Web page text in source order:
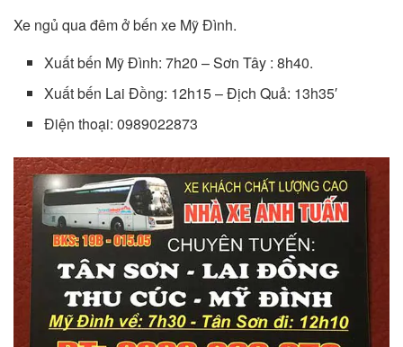
Xe ngủ qua đêm ở bến xe Mỹ Đình.
Xuất bến Mỹ Đình: 7h20 – Sơn Tây : 8h40.
Xuất bến Lai Đồng: 12h15 – Địch Quả: 13h35′
Điện thoại: 0989022873